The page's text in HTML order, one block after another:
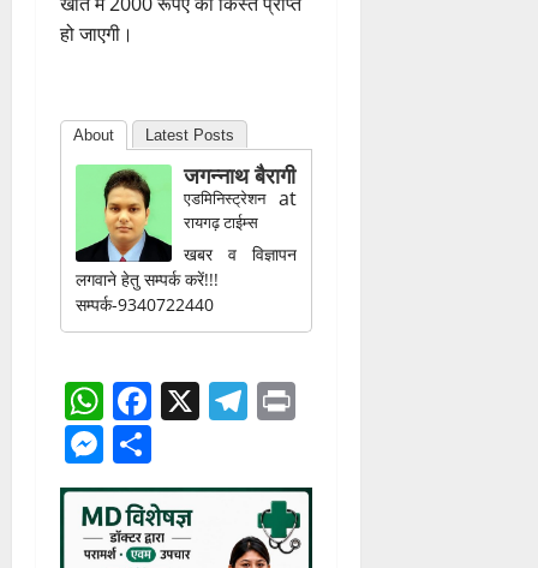
हो जाएगी।
About Latest Posts
जगन्नाथ बैरागी
एडमिनिस्ट्रेशनat
रायगढ़ टाईम्स
खबर व विज्ञापन
लगवाने हेतु सम्पर्क करें!!!
सम्पर्क-9340722440
WhatsApp
Facebook
X Telegram
Messenger